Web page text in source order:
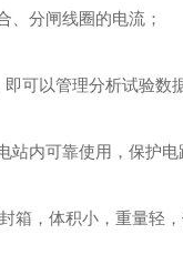
分闸线圈的电流；
可以管理分析试验数
内可靠使用，保护
，体积小，重量轻，